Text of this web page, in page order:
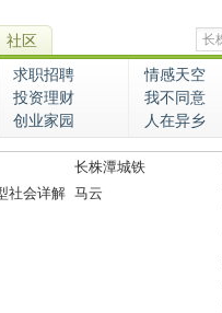
社区
求职招聘 情感天空
投资理财 我不同意
创业家园 人在异乡
长株潭城铁
社会详解 马云